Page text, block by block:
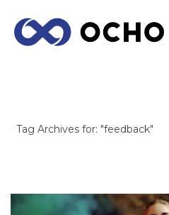
Tag Archives for: "feedback"